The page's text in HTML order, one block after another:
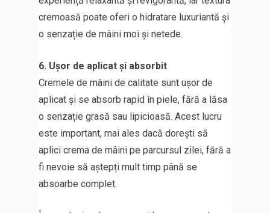
cremoasă poate oferi o hidratare luxuriantă și
o senzație de mâini moi și netede.
6. Ușor de aplicat și absorbit
Cremele de mâini de calitate sunt ușor de
aplicat și se absorb rapid în piele, fără a lăsa
o senzație grasă sau lipicioasă. Acest lucru
este important, mai ales dacă dorești să
aplici crema de mâini pe parcursul zilei, fără a
fi nevoie să aștepți mult timp până se
absoarbe complet.